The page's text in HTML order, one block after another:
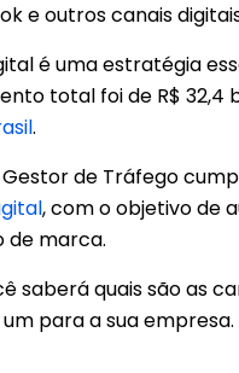
e outros canais
é uma estratégia
total foi de R$
.
Gestor de Tráfego
, com o objetivo de
de marca.
saberá quais são as
para a sua empresa.